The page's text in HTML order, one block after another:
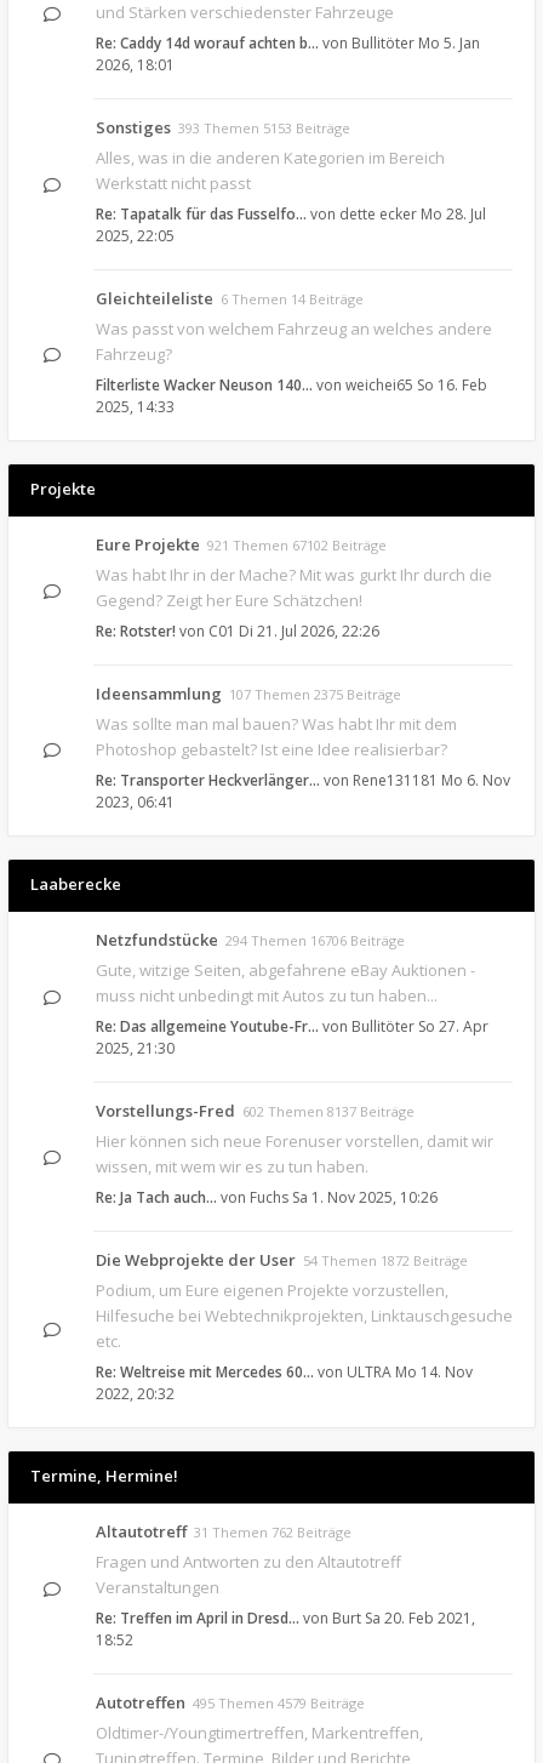
und Stärken verschiedenster Fahrzeuge
Re: Caddy 14d worauf achten b… von Bullitöter Mo 5. Jan
2026, 18:01
Sonstiges 393 Themen 5153 Beiträge
Alles, was in die anderen Kategorien im Bereich
Werkstatt nicht passt
Re: Tapatalk für das Fusselfo… von dette ecker Mo 28. Jul
2025, 22:05
Gleichteileliste 6 Themen 14 Beiträge
Was passt von welchem Fahrzeug an welches andere
Fahrzeug?
Filterliste Wacker Neuson 140… von weichei65 So 16. Feb
2025, 14:33
Projekte
Eure Projekte 921 Themen 67102 Beiträge
Was habt Ihr in der Mache? Mit was gurkt Ihr durch die
Gegend? Zeigt her Eure Schätzchen!
Re: Rotster! von C01 Di 21. Jul 2026, 22:26
Ideensammlung 107 Themen 2375 Beiträge
Was sollte man mal bauen? Was habt Ihr mit dem
Photoshop gebastelt? Ist eine Idee realisierbar?
Re: Transporter Heckverlänger… von Rene131181 Mo 6. Nov
2023, 06:41
Laaberecke
Netzfundstücke 294 Themen 16706 Beiträge
Gute, witzige Seiten, abgefahrene eBay Auktionen -
muss nicht unbedingt mit Autos zu tun haben...
Re: Das allgemeine Youtube-Fr… von Bullitöter So 27. Apr
2025, 21:30
Vorstellungs-Fred 602 Themen 8137 Beiträge
Hier können sich neue Forenuser vorstellen, damit wir
wissen, mit wem wir es zu tun haben.
Re: Ja Tach auch... von Fuchs Sa 1. Nov 2025, 10:26
Die Webprojekte der User 54 Themen 1872 Beiträge
Podium, um Eure eigenen Projekte vorzustellen,
Hilfesuche bei Webtechnikprojekten, Linktauschgesuche
etc.
Re: Weltreise mit Mercedes 60… von ULTRA Mo 14. Nov
2022, 20:32
Termine, Hermine!
Altautotreff 31 Themen 762 Beiträge
Fragen und Antworten zu den Altautotreff
Veranstaltungen
Re: Treffen im April in Dresd… von Burt Sa 20. Feb 2021,
18:52
Autotreffen 495 Themen 4579 Beiträge
Oldtimer-/Youngtimertreffen, Markentreffen,
Tuningtreffen. Termine, Bilder und Berichte